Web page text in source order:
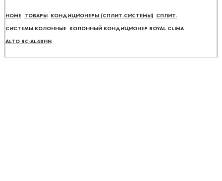
HOME ТОВАРЫ КОНДИЦИОНЕРЫ (СПЛИТ-СИСТЕМЫ) СПЛИТ-
СИСТЕМЫ КОЛОННЫЕ КОЛОННЫЙ КОНДИЦИОНЕР ROYAL CLIMA
ALTO RC-AL48HN